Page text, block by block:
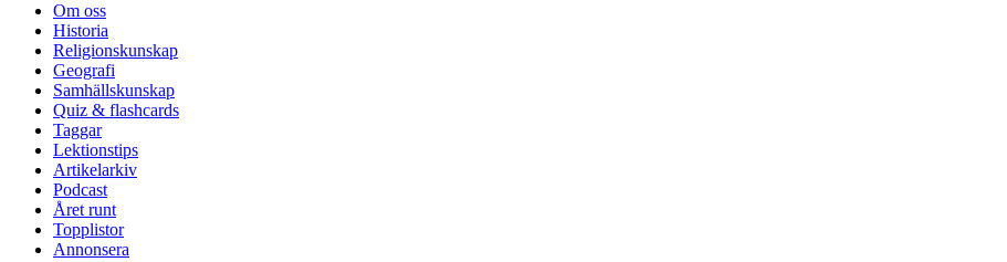
Om oss
Historia
Religionskunskap
Geografi
Samhällskunskap
Quiz & flashcards
Taggar
Lektionstips
Artikelarkiv
Podcast
Året runt
Topplistor
Annonsera